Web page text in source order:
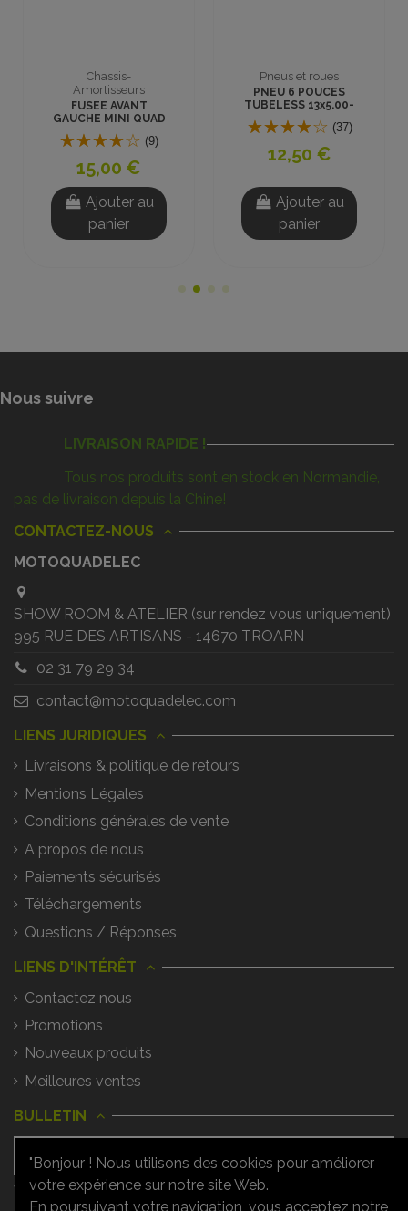
Chassis-
Amortisseurs
FUSEE AVANT
GAUCHE MINI QUAD
800W
(9)
15,00 €
Ajouter au
panier
Pneus et roues
PNEU 6 POUCES
TUBELESS 13x5.00-
6 ROUTE MINI QUAD
(37)
12,50 €
Ajouter au
panier
Nous suivre
LIVRAISON RAPIDE !
Tous nos produits sont en stock en Normandie,
pas de livraison depuis la Chine!
CONTACTEZ-NOUS
MOTOQUADELEC
SHOW ROOM & ATELIER (sur rendez vous uniquement)
995 RUE DES ARTISANS - 14670 TROARN
02 31 79 29 34
contact@motoquadelec.com
LIENS JURIDIQUES
Livraisons & politique de retours
Mentions Légales
Conditions générales de vente
A propos de nous
Paiements sécurisés
Téléchargements
Questions / Réponses
LIENS D'INTÉRÊT
Contactez nous
Promotions
Nouveaux produits
Meilleures ventes
BULLETIN
Vous pouvez vous désinscrire à tout
moment. Vous trouverez pour cela nos
"Bonjour ! Nous utilisons des cookies pour améliorer
votre expérience sur notre site Web.
En poursuivant votre navigation, vous acceptez notre